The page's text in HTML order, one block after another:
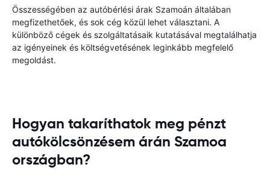
Összességében az autóbérlési árak Szamoán általában
megfizethetőek, és sok cég közül lehet választani. A
különböző cégek és szolgáltatásaik kutatásával megtalálhatja
az igényeinek és költségvetésének leginkább megfelelő
megoldást.
Hogyan takaríthatok meg pénzt
autókölcsönzésem árán Szamoa
országban?